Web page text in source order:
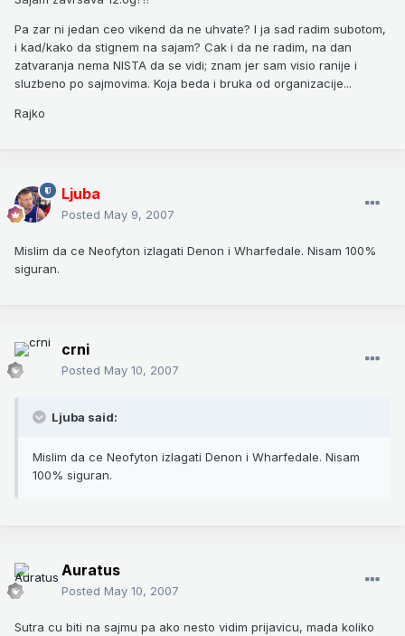
Pa zar ni jedan ceo vikend da ne uhvate? I ja sad radim subotom,
i kad/kako da stignem na sajam? Cak i da ne radim, na dan
zatvaranja nema NISTA da se vidi; znam jer sam visio ranije i
sluzbeno po sajmovima. Koja beda i bruka od organizacije...
Rajko
Ljuba
Posted May 9, 2007
Mislim da ce Neofyton izlagati Denon i Wharfedale. Nisam 100%
siguran.
crni
Posted May 10, 2007
Ljuba said:
Mislim da ce Neofyton izlagati Denon i Wharfedale. Nisam
100% siguran.
Auratus
Posted May 10, 2007
Sutra cu biti na sajmu pa ako nesto vidim prijavicu, mada koliko